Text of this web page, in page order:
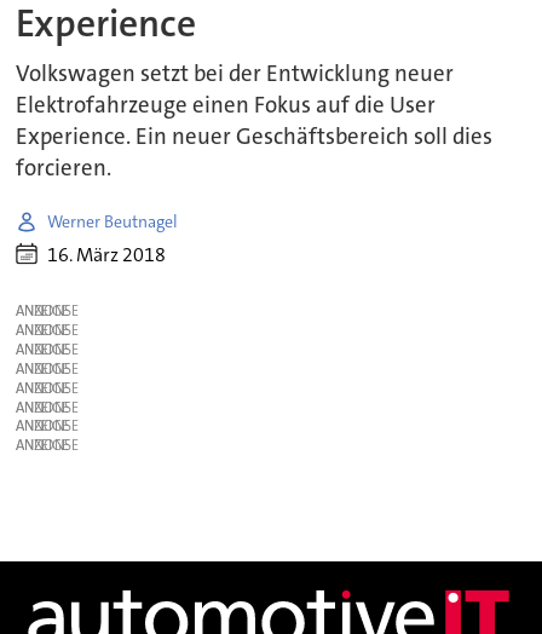
Experience
Volkswagen setzt bei der Entwicklung neuer
Elektrofahrzeuge einen Fokus auf die User
Experience. Ein neuer Geschäftsbereich soll dies
forcieren.
Werner Beutnagel
16. März 2018
ANZEIGE
ANZEIGE
ANZEIGE
ANZEIGE
ANZEIGE
ANZEIGE
ANZEIGE
ANZEIGE